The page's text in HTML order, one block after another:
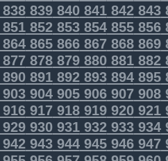
839840841842843
852853854855856
865866867868869
878879880881882
891892893894895
904905906907908
917918919920921
930931932933934
943944945946947